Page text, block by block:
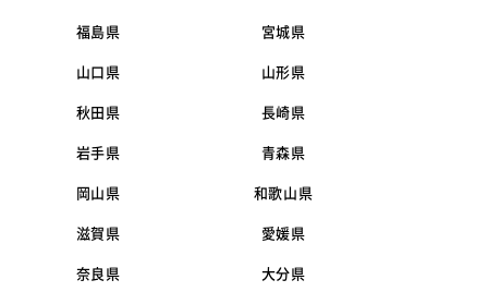
福島県 宮城県
山口県 山形県
秋田県 長崎県
岩手県 青森県
岡山県 和歌山県
滋賀県 愛媛県
奈良県 大分県